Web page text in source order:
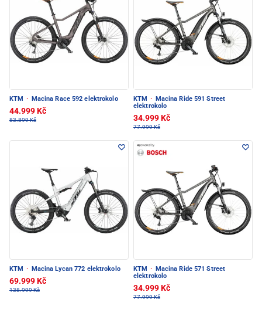
KTM · Macina Race 592 elektrokolo
44.999 Kč
83.899 Kč
KTM ·
Macina Ride 591 Street
elektrokolo
34.999 Kč
77.999 Kč
KTM · Macina Lycan 772 elektrokolo
69.999 Kč
138.999 Kč
KTM ·
Macina Ride 571 Street
elektrokolo
34.999 Kč
77.999 Kč